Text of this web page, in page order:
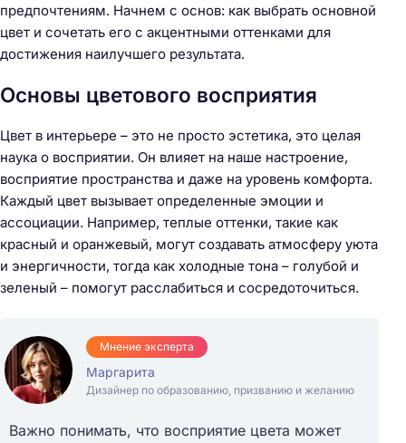
предпочтениям. Начнем с основ: как выбрать основной
цвет и сочетать его с акцентными оттенками для
достижения наилучшего результата.
Основы цветового восприятия
Цвет в интерьере – это не просто эстетика, это целая
наука о восприятии. Он влияет на наше настроение,
восприятие пространства и даже на уровень комфорта.
Каждый цвет вызывает определенные эмоции и
ассоциации. Например, теплые оттенки, такие как
красный и оранжевый, могут создавать атмосферу уюта
и энергичности, тогда как холодные тона – голубой и
зеленый – помогут расслабиться и сосредоточиться.
Мнение эксперта
Маргарита
Дизайнер по образованию, призванию и желанию
Важно понимать, что восприятие цвета может